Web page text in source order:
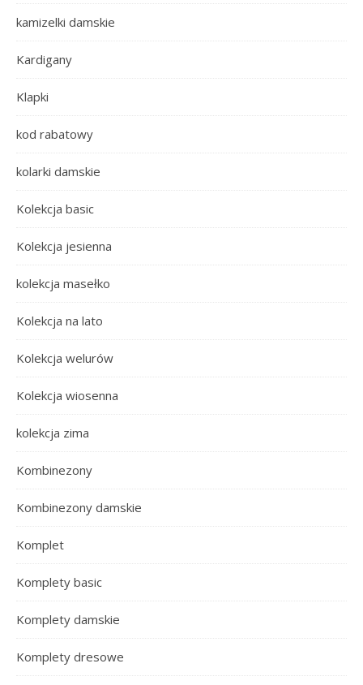
kamizelki damskie
Kardigany
Klapki
kod rabatowy
kolarki damskie
Kolekcja basic
Kolekcja jesienna
kolekcja masełko
Kolekcja na lato
Kolekcja welurów
Kolekcja wiosenna
kolekcja zima
Kombinezony
Kombinezony damskie
Komplet
Komplety basic
Komplety damskie
Komplety dresowe